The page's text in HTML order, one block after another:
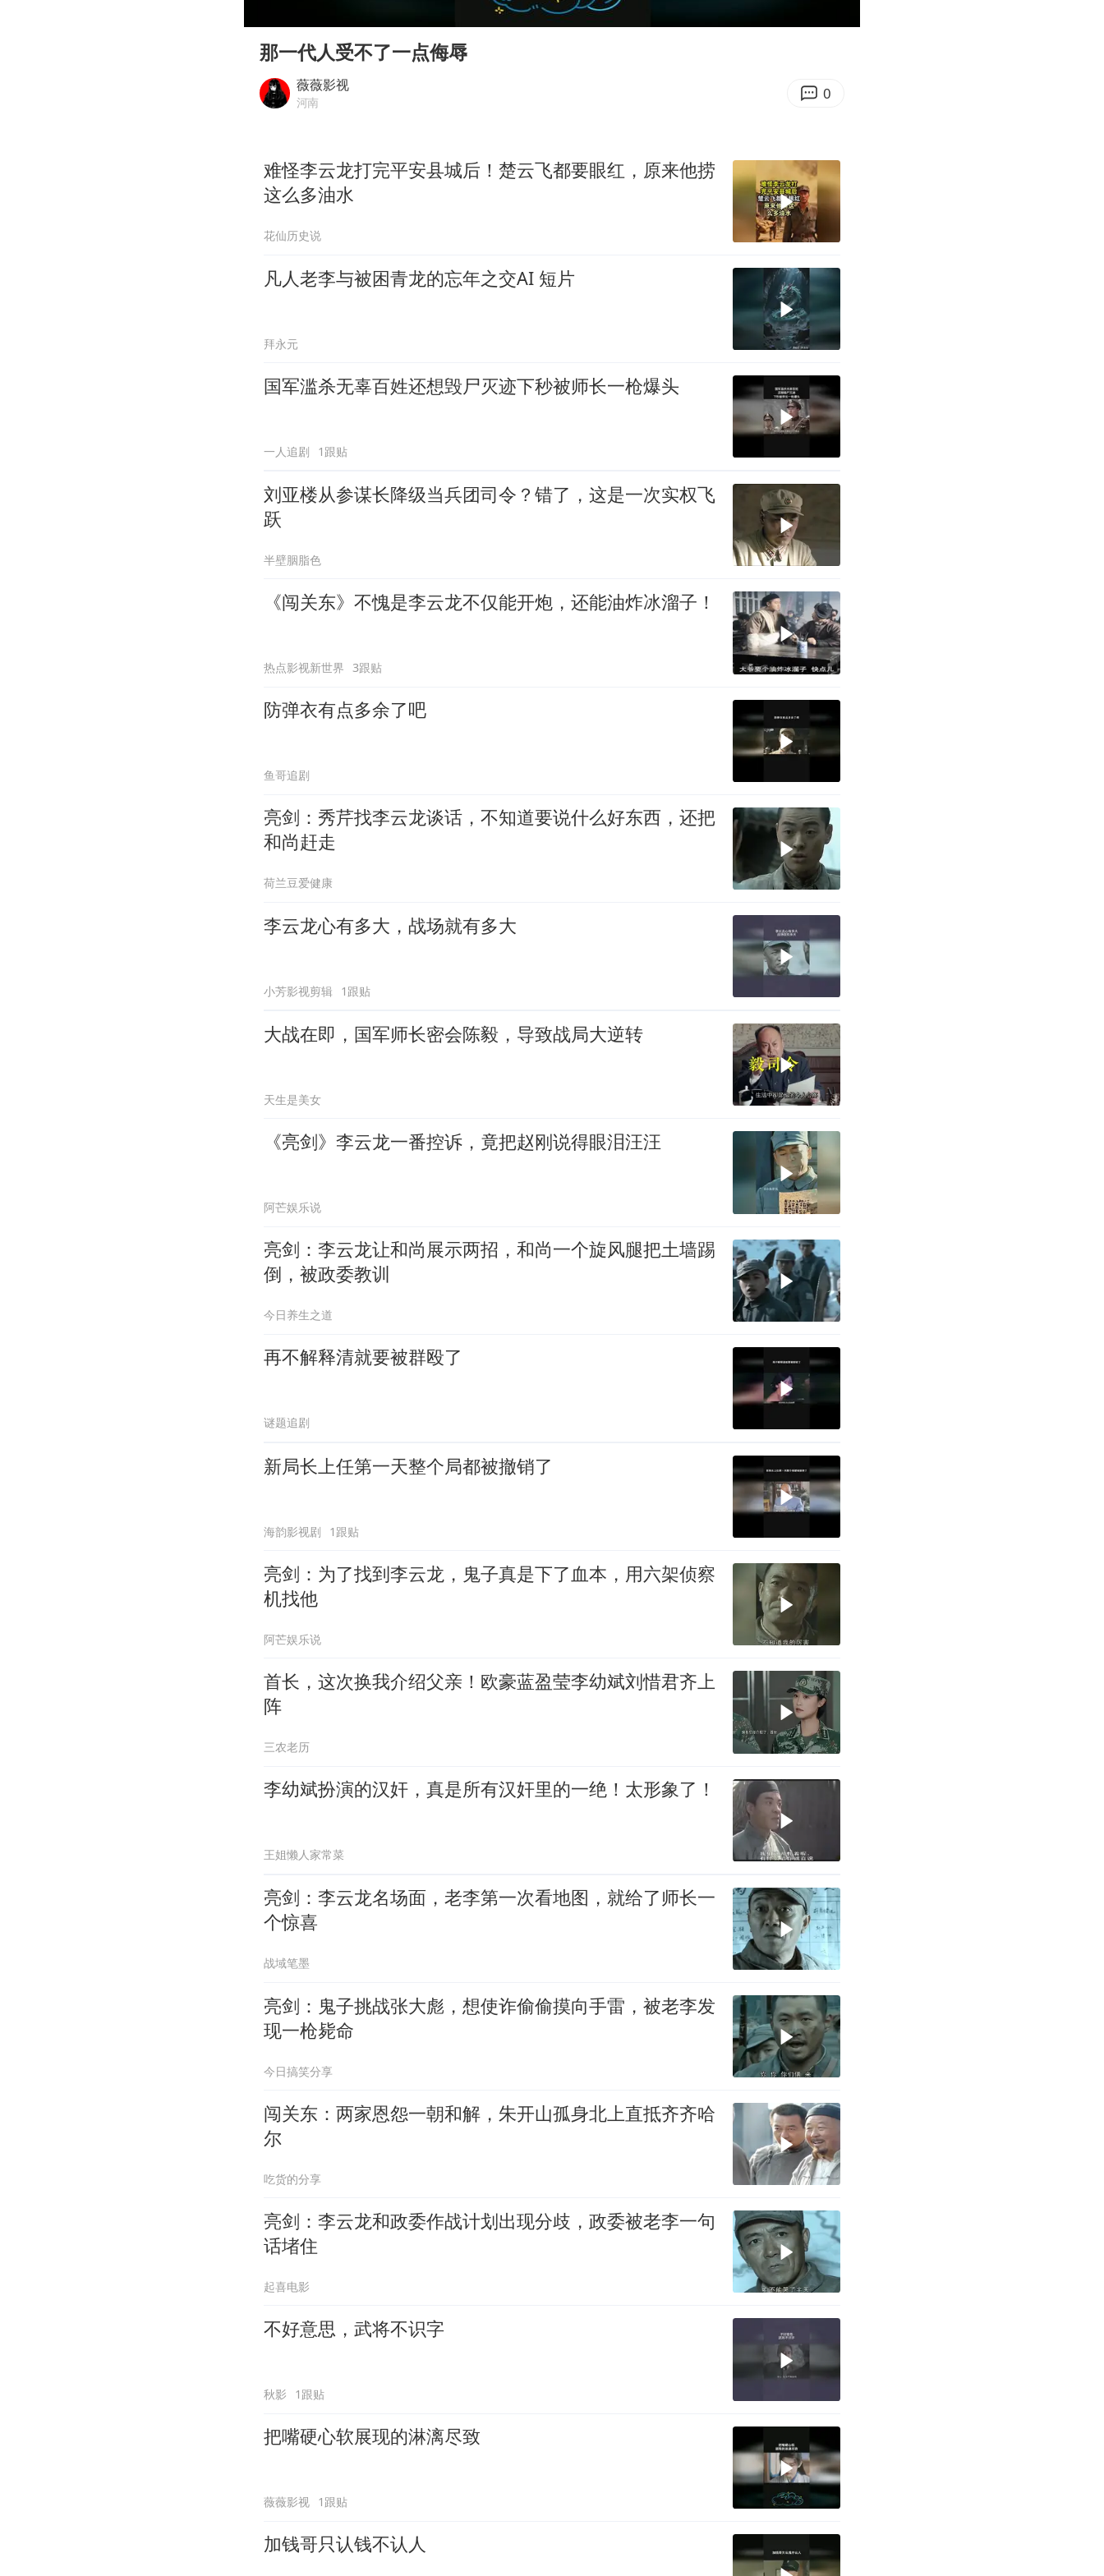
那一代人受不了一点侮辱
薇薇影视
河南 0
难怪李云龙打完平安县城后！楚云飞都要眼红，原来他捞
这么多油水
花仙历史说
凡人老李与被困青龙的忘年之交AI 短片
拜永元
国军滥杀无辜百姓还想毁尸灭迹下秒被师长一枪爆头
一人追剧 1跟贴
刘亚楼从参谋长降级当兵团司令？错了，这是一次实权飞
跃
半壁胭脂色
《闯关东》不愧是李云龙不仅能开炮，还能油炸冰溜子！
热点影视新世界 3跟贴
防弹衣有点多余了吧
鱼哥追剧
亮剑：秀芹找李云龙谈话，不知道要说什么好东西，还把
和尚赶走
荷兰豆爱健康
李云龙心有多大，战场就有多大
小芳影视剪辑 1跟贴
大战在即，国军师长密会陈毅，导致战局大逆转
天生是美女
《亮剑》李云龙一番控诉，竟把赵刚说得眼泪汪汪
阿芒娱乐说
亮剑：李云龙让和尚展示两招，和尚一个旋风腿把土墙踢
倒，被政委教训
今日养生之道
再不解释清就要被群殴了
谜题追剧
新局长上任第一天整个局都被撤销了
海韵影视剧 1跟贴
亮剑：为了找到李云龙，鬼子真是下了血本，用六架侦察
机找他
阿芒娱乐说
首长，这次换我介绍父亲！欧豪蓝盈莹李幼斌刘惜君齐上
阵
三农老历
李幼斌扮演的汉奸，真是所有汉奸里的一绝！太形象了！
王姐懒人家常菜
亮剑：李云龙名场面，老李第一次看地图，就给了师长一
个惊喜
战域笔墨
亮剑：鬼子挑战张大彪，想使诈偷偷摸向手雷，被老李发
现一枪毙命
今日搞笑分享
闯关东：两家恩怨一朝和解，朱开山孤身北上直抵齐齐哈
尔
吃货的分享
亮剑：李云龙和政委作战计划出现分歧，政委被老李一句
话堵住
起喜电影
不好意思，武将不识字
秋影 1跟贴
把嘴硬心软展现的淋漓尽致
薇薇影视 1跟贴
加钱哥只认钱不认人